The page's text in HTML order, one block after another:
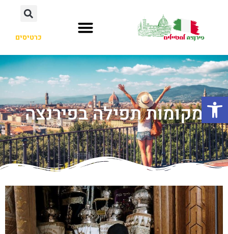
כרטיסים
מקומות תפילה בפירנצהפתח סרגל נגישות